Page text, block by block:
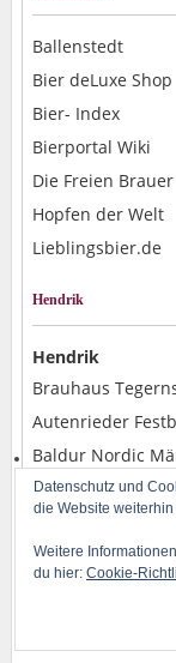
Ballenstedt
Bier deLuxe Shop
Bier- Index
Bierportal Wiki
Die Freien Brauer
Hopfen der Welt
Lieblingsbier.de
Hendrik
Hendrik
Brauhaus
Autenrieder
Baldur Nordic
Alpirsbacher
Copyright © 2014-2026
Datenschutz und
die Website
Weitere
du hier: Cookie-